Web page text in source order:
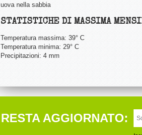
uova nella sabbia
STATISTICHE DI MASSIMA
Temperatura massima: 39° C
Temperatura minima: 29° C
Precipitazioni: 4 mm
RESTA AGGIORNATO: